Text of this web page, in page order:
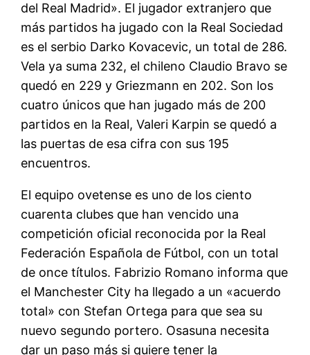
del Real Madrid». El jugador extranjero que
más partidos ha jugado con la Real Sociedad
es el serbio Darko Kovacevic, un total de 286.
Vela ya suma 232, el chileno Claudio Bravo se
quedó en 229 y Griezmann en 202. Son los
cuatro únicos que han jugado más de 200
partidos en la Real, Valeri Karpin se quedó a
las puertas de esa cifra con sus 195
encuentros.
El equipo ovetense es uno de los ciento
cuarenta clubes que han vencido una
competición oficial reconocida por la Real
Federación Española de Fútbol, con un total
de once títulos. Fabrizio Romano informa que
el Manchester City ha llegado a un «acuerdo
total» con Stefan Ortega para que sea su
nuevo segundo portero. Osasuna necesita
dar un paso más si quiere tener la